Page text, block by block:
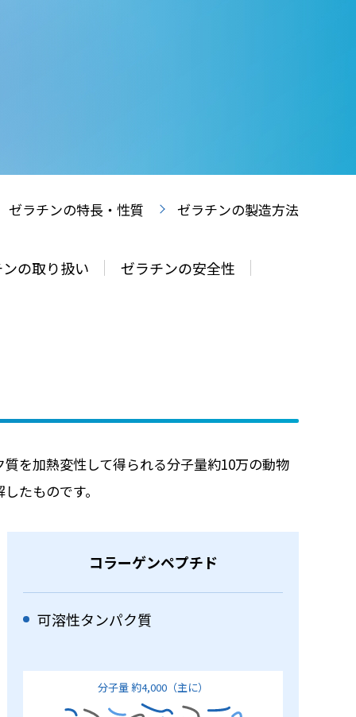
ゼラチンの特長・性質 ゼラチンの製造方法
の取り扱い ゼラチンの安全性
を加熱変性して得られる分子量約10万の動物
たものです。
コラーゲンペプチド
可溶性タンパク質
分子量 約4,000（主に）